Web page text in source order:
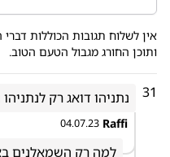
אין לשלוח תגובות הכוללות
ותוכן החורג מגבול הטעם הטוב.
31 נתניהו דואג רק
Raffi
04.07.23